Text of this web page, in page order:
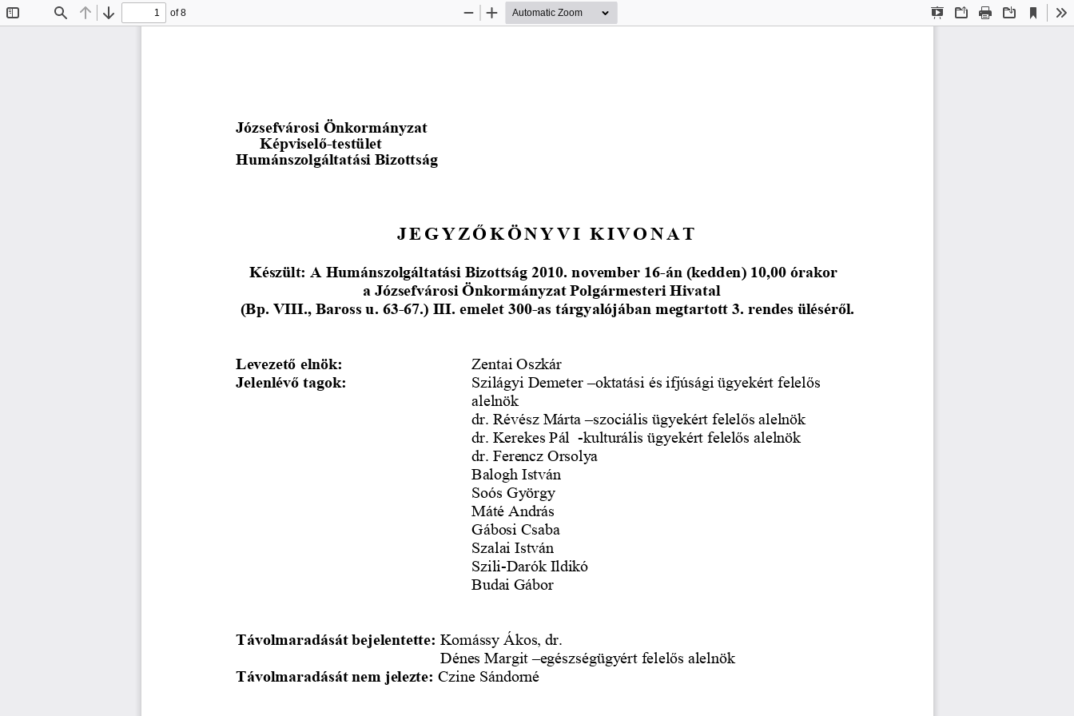
Find Previous
Next
of 8
Presentation
OpenPrint Download
Current
View
Zoom
Zoom
Józsefvárosi Önkormányzat
      Képvisel
ő-testület
Humánszolgáltatási Bizottság
JEGYZŐK ÖNYVI KIVONAT
Készült: A Humánszolgáltatási Bizottság 2010. november 16-án (kedden) 10,00 órakor
a Józsefvárosi Önkormányzat Polgármesteri Hivatal
(Bp. VIII., Baross u. 63-67.) III. emelet 300-as tárgyalójában megtartott 3. rendes üléséről.
Levezető elnök:
Zentai Oszkár
Jelenlévő tagok:
Szilágyi Demeter –oktatási és ifjúsági ügyekért felelős
alelnök
dr. Révész Márta –szociális ügyekért felelős alelnök
dr. Kerekes Pál  -kulturális ügyekért felelős alelnök
dr. Ferencz Orsolya
Balogh István
Soós György
Máté András
Gábosi Csaba
Szalai István
Szili-Darók Ildikó
Budai Gábor
Távolmaradását bejelentette: Komássy Ákos, dr.
Dénes Margit –egészségügyért felelős alelnök
Távolmaradását nem jelezte: Czine Sándorné